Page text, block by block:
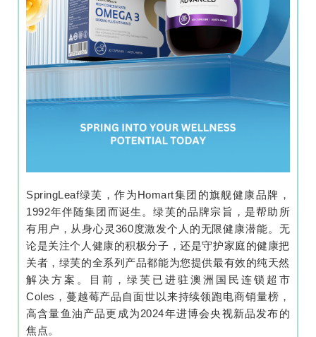
SpringLeaf绿芙，作为Homart集团的旗舰健康品牌，
1992年伴随集团而诞生。绿芙的品牌宗旨，是帮助所
有用户，从身心灵360度激发个人的无限健康潜能。无
论是关注个人健康的积极分子，还是守护家庭的健康把
关者，绿芙的全系列产品都能为您提供最有效的纯天然
解决方案。目前，绿芙已进驻澳洲国民连锁超市
Coles，蔓越莓产品自面世以来持续领跑电商销量榜，
高含量鱼油产品更成为2024年进博会央视新品发布的
焦点。